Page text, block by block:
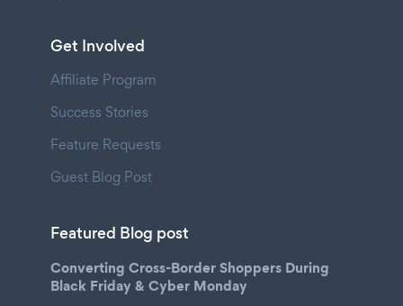
Get Involved
Affiliate Program
Success Stories
Feature Requests
Guest Blog Post
Featured Blog post
Converting Cross-Border Shoppers During
Black Friday & Cyber Monday